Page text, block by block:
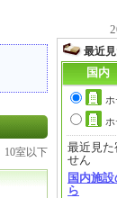
10室以下
最近
国内
最近見た
せん
国内施
ら